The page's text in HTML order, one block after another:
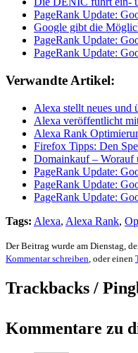
PageRank Update:
Google gibt die
PageRank Update:
PageRank Update:
Verwandte Artikel:
Alexa stellt neues und
Alexa veröffentlicht
Alexa Rank
Firefox Tipps: Den
Domainkauf – Worauf
PageRank Update:
PageRank Update:
PageRank Update:
Tags: Alexa, Alexa Rank,
Der Beitrag wurde am Dienstag,
Kommentar schreiben , oder einen
Trackbacks /
Kommentare zu